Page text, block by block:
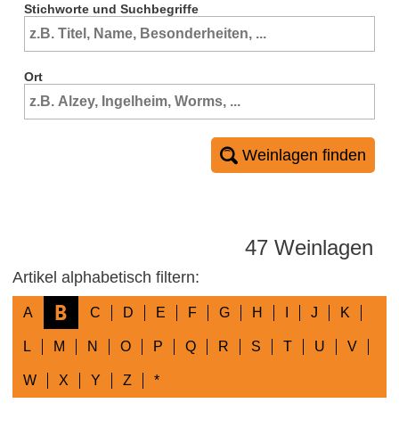
Stichworte und Suchbegriffe
Ort
Weinlagen finden
47 Weinlagen
Artikel alphabetisch filtern:
A B C D E F G H J K
L M N O P Q R S T U V
W X Y Z *